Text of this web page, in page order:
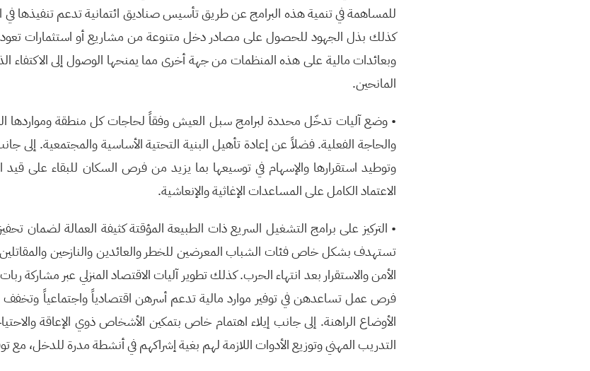
للمساهمة في تنمية هذه البرامج عن طريق تأسيس صناديق ائتمانية تدعم تنفيذها في
كذلك بذل الجهود للحصول على مصادر دخل متنوعة من مشاريع أو استثمارات
وبعائدات مالية على هذه المنظمات من جهة أخرى مما يمنحها الوصول إلى الاكتفاء
المانحين.
• وضع آليات تدخّل محددة لبرامج سبل العيش وفقاً لحاجات كل منطقة ومواردها
والحاجة الفعلية. فضلاً عن إعادة تأهيل البنية التحتية الأساسية والمجتمعية.
وتوطيد استقرارها والإسهام في توسيعها بما يزيد من فرص السكان للبقاء على
الاعتماد الكامل على المساعدات الإغاثية والإنعاشية.
• التركيز على برامج التشغيل السريع ذات الطبيعة المؤقتة كثيفة العمالة لضمان
تستهدف بشكل خاص فئات الشباب المعرضين للخطر والعائدين والنازحين والمقاتلين
الأمن والاستقرار بعد انتهاء الحرب. كذلك تطوير آليات الاقتصاد المنزلي عبر مشاركة
فرص عمل تساعدهن في توفير موارد مالية تدعم أسرهن اقتصادياً واجتماعياً وتخفف
الأوضاع الراهنة. إلى جانب إيلاء اهتمام خاص بتمكين الأشخاص ذوي الإعاقة
التدريب المهني وتوزيع الأدوات اللازمة لهم بغية إشراكهم في أنشطة مدرة للدخل، مع